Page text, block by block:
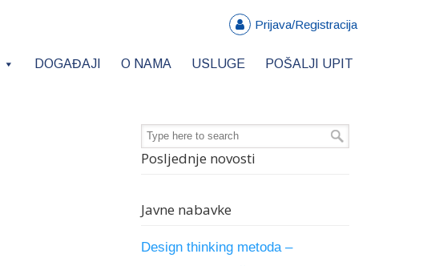
Prijava/Registracija
DOGAĐAJI O NAMA USLUGE POŠALJI UPIT
Posljednje novosti
Javne nabavke
Design thinking metoda –